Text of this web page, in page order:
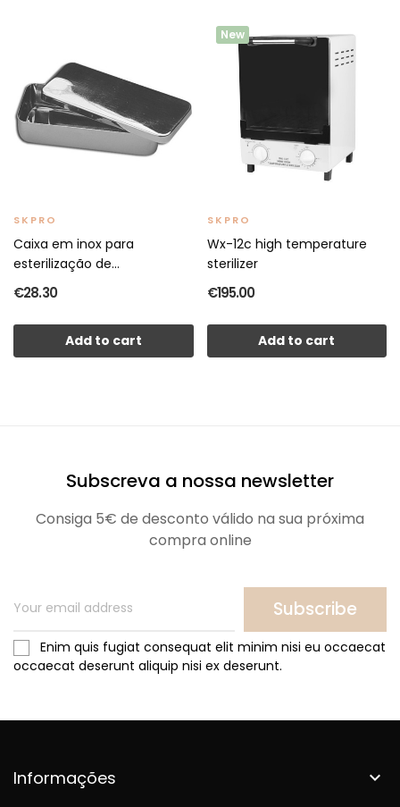
SKPRO
Caixa em inox para
esterilização de
instrumentos
€28.30
Add to cart
New
SKPRO
Wx-12c high temperature
sterilizer
€195.00
Add to cart
Subscreva a nossa newsletter
Consiga 5€ de desconto válido na sua próxima
compra online
Subscribe
Enim quis fugiat consequat elit minim nisi eu occaecat
occaecat deserunt aliquip nisi ex deserunt.
Informações 